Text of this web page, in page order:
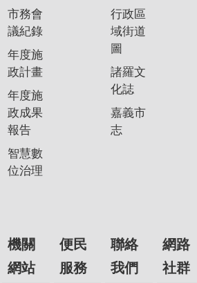
市務會
議紀錄
年度施
政計畫
年度施
政成果
報告
智慧數
位治理
行政區
域街道
圖
諸羅文
化誌
嘉義市
志
機關
網站
便民
服務
聯絡
我們
網路
社群